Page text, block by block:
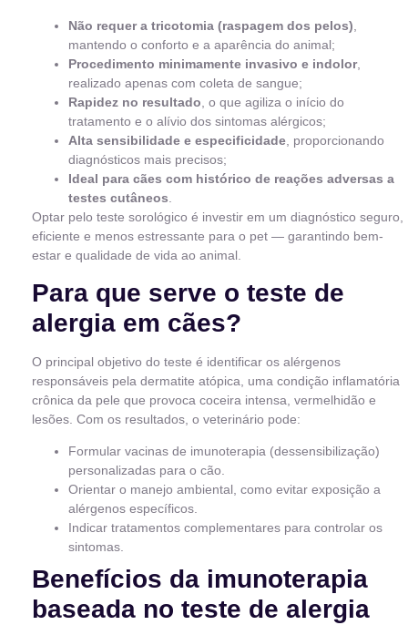
Não requer a tricotomia (raspagem dos pelos)
mantendo o conforto e a aparência do animal;
Procedimento minimamente invasivo e indolor,
realizado apenas com coleta de sangue;
Rapidez no resultado , o que agiliza o início do
tratamento e o alívio dos sintomas alérgicos;
Alta sensibilidade e especificidade , proporcionando
diagnósticos mais precisos;
Ideal para cães com histórico de reações adversas a
testes cutâneos
Optar pelo teste sorológico é investir em um diagnóstico seguro,
eficiente e menos estressante para o pet — garantindo bem-
estar e qualidade de vida ao animal.
Para que serve o teste de
alergia em cães?
O principal objetivo do teste é identificar os alérgenos
responsáveis pela dermatite atópica, uma condição inflamatória
crônica da pele que provoca coceira intensa, vermelhidão e
lesões. Com os resultados, o veterinário pode:
Formular vacinas de imunoterapia (dessensibilização)
personalizadas para o cão.
Orientar o manejo ambiental, como evitar exposição a
alérgenos específicos.
Indicar tratamentos complementares para controlar os
sintomas.
Benefícios da imunoterapia
baseada no teste de alergia